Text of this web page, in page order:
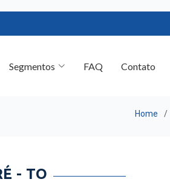
- TO